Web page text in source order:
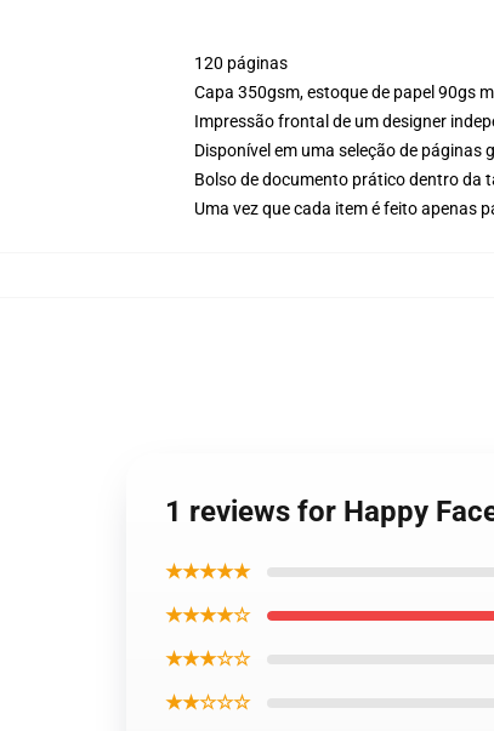
120 páginas
Capa 350gsm, estoque de papel 90gs m
Impressão frontal de um designer
Disponível em uma seleção de páginas
Bolso de documento prático dentro da
Uma vez que cada item é feito apenas
1 reviews for Happy
★★★★★
★★★★☆
★★★☆☆
★★☆☆☆